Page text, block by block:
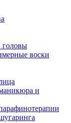
головы
воски
и